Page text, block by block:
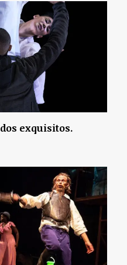
exquisitos.